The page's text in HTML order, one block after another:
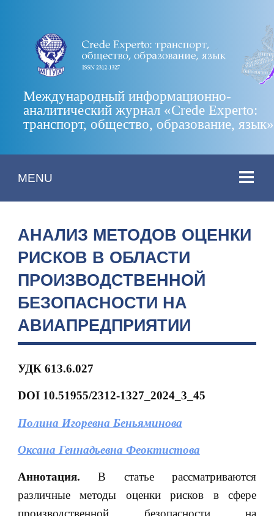
Международный информационно-
аналитический журнал «Crede Experto:
транспорт, общество, образование, язык»
MENU
АНАЛИЗ МЕТОДОВ ОЦЕНКИ
РИСКОВ В ОБЛАСТИ
ПРОИЗВОДСТВЕННОЙ
БЕЗОПАСНОСТИ НА
АВИАПРЕДПРИЯТИИ
УДК 613.6.027
DOI 10.51955/2312-1327_2024_3_45
Полина Игоревна Беньяминова
Оксана Геннадьевна Феоктистова
Аннотация. В статье рассматриваются
различные методы оценки рисков в сфере